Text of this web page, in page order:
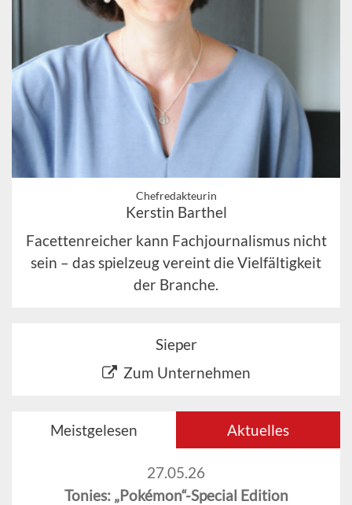
Chefredakteurin
Kerstin Barthel
Facettenreicher kann Fachjournalismus nicht
sein – das spielzeug vereint die Vielfältigkeit
der Branche.
Sieper
Zum Unternehmen
Meistgelesen Aktuelles
27.05.26
Tonies: „Pokémon“-Special Edition